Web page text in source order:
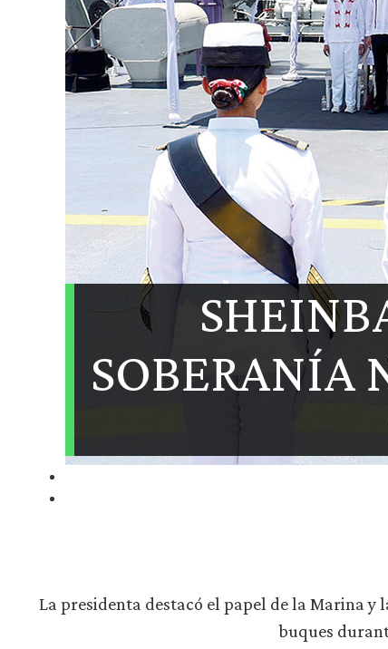
SOBERANÍA
La presidenta destacó el papel de la Marina y
buques